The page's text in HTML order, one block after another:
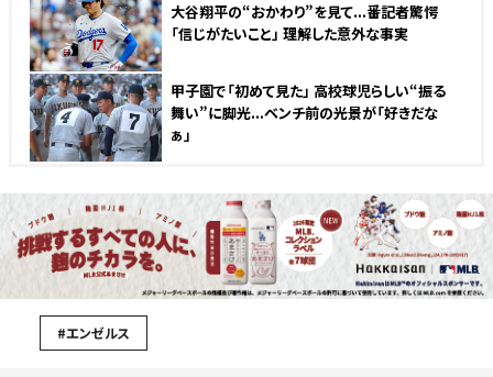
大谷翔平の“おかわり”を見て...番記者驚愕
「信じがたいこと」 理解した意外な事実
甲子園で「初めて見た」 高校球児らしい“振る
舞い”に脚光...ベンチ前の光景が「好きだな
ぁ」
#エンゼルス